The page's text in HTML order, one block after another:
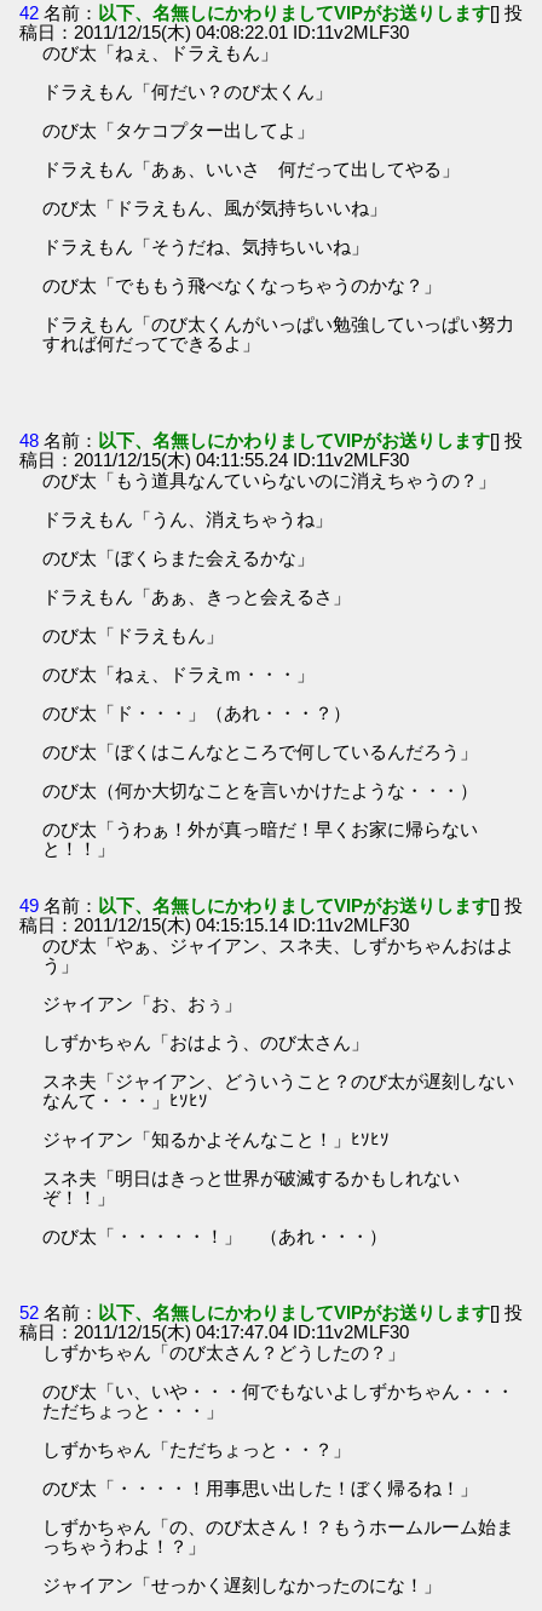
42 名前： 以下、名無しにかわりましてVIPがお送りします[] 投
稿日：2011/12/15(木) 04:08:22.01 ID:11v2MLF30
のび太「ねぇ、ドラえもん」
ドラえもん「何だい？のび太くん」
のび太「タケコプター出してよ」
ドラえもん「あぁ、いいさ 何だって出してやる」
のび太「ドラえもん、風が気持ちいいね」
ドラえもん「そうだね、気持ちいいね」
のび太「でももう飛べなくなっちゃうのかな？」
ドラえもん「のび太くんがいっぱい勉強していっぱい努力
すれば何だってできるよ」
48 名前： 以下、名無しにかわりましてVIPがお送りします[] 投
稿日：2011/12/15(木) 04:11:55.24 ID:11v2MLF30
のび太「もう道具なんていらないのに消えちゃうの？」
ドラえもん「うん、消えちゃうね」
のび太「ぼくらまた会えるかな」
ドラえもん「あぁ、きっと会えるさ」
のび太「ドラえもん」
のび太「ねぇ、ドラえｍ・・・」
のび太「ド・・・」（あれ・・・？）
のび太「ぼくはこんなところで何しているんだろう」
のび太（何か大切なことを言いかけたような・・・）
のび太「うわぁ！外が真っ暗だ！早くお家に帰らない
と！！」
49 名前： 以下、名無しにかわりましてVIPがお送りします[] 投
稿日：2011/12/15(木) 04:15:15.14 ID:11v2MLF30
のび太「やぁ、ジャイアン、スネ夫、しずかちゃんおはよ
う」
ジャイアン「お、おぅ」
しずかちゃん「おはよう、のび太さん」
スネ夫「ジャイアン、どういうこと？のび太が遅刻しない
なんて・・・」ﾋｿﾋｿ
ジャイアン「知るかよそんなこと！」ﾋｿﾋｿ
スネ夫「明日はきっと世界が破滅するかもしれない
ぞ！！」
のび太「・・・・・！」 （あれ・・・）
52 名前： 以下、名無しにかわりましてVIPがお送りします[] 投
稿日：2011/12/15(木) 04:17:47.04 ID:11v2MLF30
しずかちゃん「のび太さん？どうしたの？」
のび太「い、いや・・・何でもないよしずかちゃん・・・
ただちょっと・・・」
しずかちゃん「ただちょっと・・？」
のび太「・・・・！用事思い出した！ぼく帰るね！」
しずかちゃん「の、のび太さん！？もうホームルーム始ま
っちゃうわよ！？」
ジャイアン「せっかく遅刻しなかったのにな！」